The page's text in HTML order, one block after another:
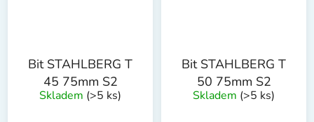
Bit STAHLBERG T
45 75mm S2
Skladem (>5 ks)
Bit STAHLBERG T
50 75mm S2
Skladem (>5 ks)